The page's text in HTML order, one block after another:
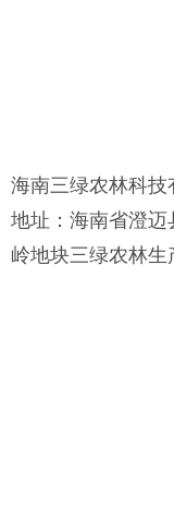
海南三绿农林科技
地址：海南省澄迈
岭地块三绿农林生